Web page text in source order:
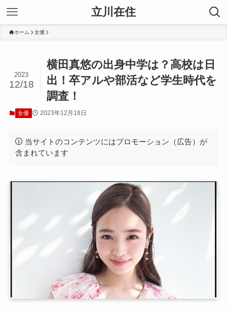
立川在住
ホーム 女優
横田真悠の出身中学は？高校は日
出！卒アルや部活など学生時代を
調査！
2023
12/18
女優 2023年12月18日
当サイトのコンテンツにはプロモーション（広告）が
含まれています